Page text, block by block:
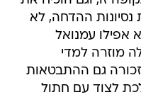
ההדחה, לא
אפילו עמנואל
מוזרה למדי
סיטי בינואר 2011. זכורה גם ההתבטאות
לצוד עם חתול